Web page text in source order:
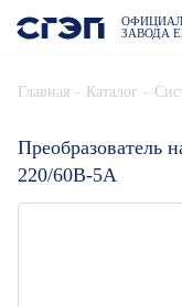
ЗАВОДА
Главная - Каталог -
Преобразователь
220/60B-5A